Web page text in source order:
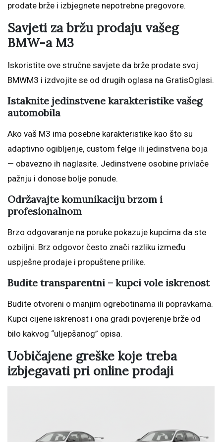
prodate brže i izbjegnete nepotrebne pregovore.
Savjeti za bržu prodaju vašeg
BMW-a M3
Iskoristite ove stručne savjete da brže prodate svoj
BMWM3 i izdvojite se od drugih oglasa na GratisOglasi.
Istaknite jedinstvene karakteristike vašeg
automobila
Ako vaš M3 ima posebne karakteristike kao što su
adaptivno ogibljenje, custom felge ili jedinstvena boja
— obavezno ih naglasite. Jedinstvene osobine privlače
pažnju i donose bolje ponude.
Održavajte komunikaciju brzom i
profesionalnom
Brzo odgovaranje na poruke pokazuje kupcima da ste
ozbiljni. Brz odgovor često znači razliku između
uspješne prodaje i propuštene prilike.
Budite transparentni – kupci vole iskrenost
Budite otvoreni o manjim ogrebotinama ili popravkama.
Kupci cijene iskrenost i ona gradi povjerenje brže od
bilo kakvog “uljepšanog” opisa.
Uobičajene greške koje treba
izbjegavati pri online prodaji